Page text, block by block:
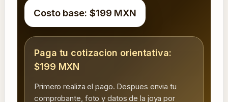
Costo base: $199 MXN
Paga tu cotizacion orientativa:
$199 MXN
Primero realiza el pago. Despues envia tu
comprobante, foto y datos de la joya por